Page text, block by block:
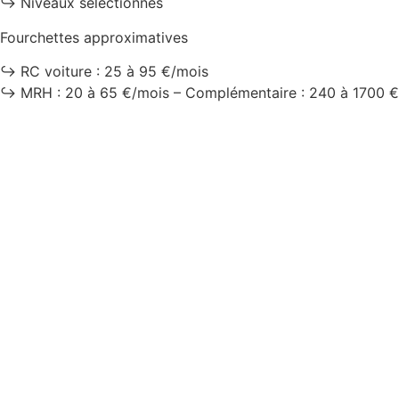
Fourchettes approximatives
↪️ RC voiture : 25 à 95 €/mois
↪️ MRH : 20 à 65 €/mois – Complémentaire : 240 à 1700